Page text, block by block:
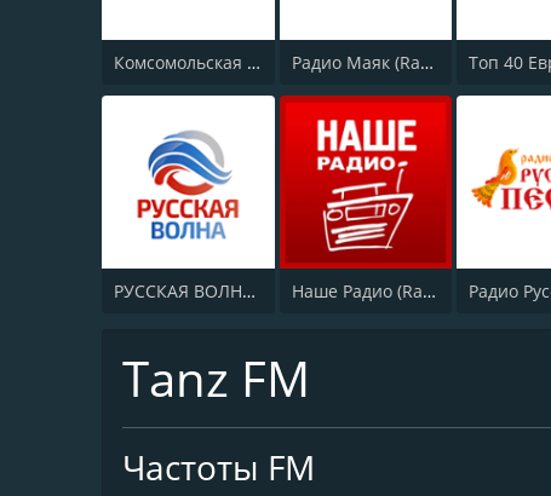
Комсомольская правда (Komsomolskaya pravda) Радио Маяк (Radio Mayak)
РУССКАЯ ВОЛНА - RUSSIAN WAVE Наше Радио (Radio Nashe)
Tanz FM
Частоты FM